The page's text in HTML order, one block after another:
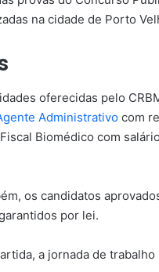
na cidade de Porto
oferecidas pelo
Administrativo com
Biomédico com
os candidatos
por lei.
a jornada de